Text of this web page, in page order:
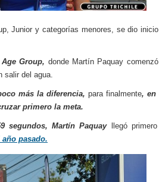
Junior y categorías menores, se dio
Group, donde Martín Paquay
salir del agua.
más la diferencia, para finalmente, en
primero la meta.
segundos, Martín Paquay llegó
pasado.